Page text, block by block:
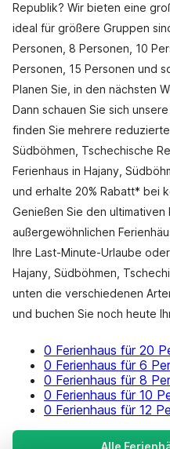
Republik? Wir bieten eine
ideal für größere Gruppen
Personen, 8 Personen, 10
Personen, 15 Personen und
Planen Sie, in den nächsten
Dann schauen Sie sich
finden Sie mehrere reduzierte
Südböhmen, Tschechische
Ferienhaus in Hajany,
und erhalte 20% Rabatt* bei
Genießen Sie den ultimativen
außergewöhnlichen
Ihre Last-Minute-Urlaube
Hajany, Südböhmen,
unten die verschiedenen
und buchen Sie noch heute
0 Ferienhaus für 20
0 Ferienhaus für 6
0 Ferienhaus für 8
0 Ferienhaus für 10
0 Ferienhaus für 12
Alle